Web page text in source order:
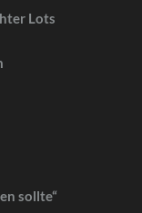
Lots
sollte“